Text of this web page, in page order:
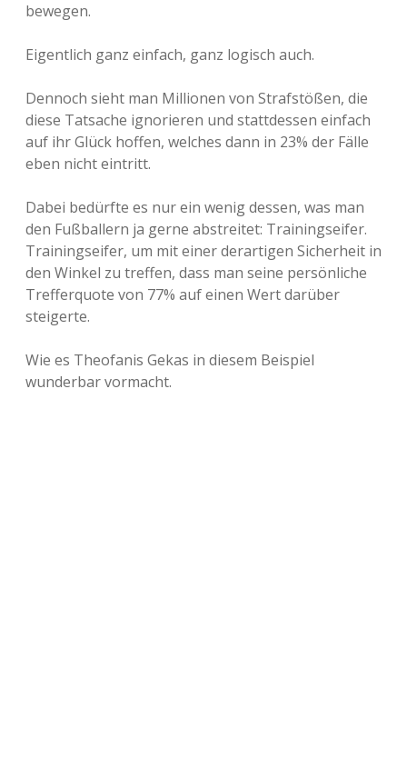
bewegen.
Eigentlich ganz einfach, ganz logisch auch.
Dennoch sieht man Millionen von Strafstößen, die
diese Tatsache ignorieren und stattdessen einfach
auf ihr Glück hoffen, welches dann in 23% der Fälle
eben nicht eintritt.
Dabei bedürfte es nur ein wenig dessen, was man
den Fußballern ja gerne abstreitet: Trainingseifer.
Trainingseifer, um mit einer derartigen Sicherheit in
den Winkel zu treffen, dass man seine persönliche
Trefferquote von 77% auf einen Wert darüber
steigerte.
Wie es Theofanis Gekas in diesem Beispiel
wunderbar vormacht.